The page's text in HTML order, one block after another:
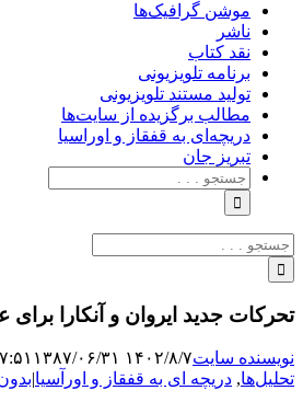
موشن گرافیک‌ها
ناشر
نقد کتاب
برنامه‌ تلویزیونی
تولید مستند تلویزیونی
مطالب برگزیده از سایت‌ها
دریچه‌ای به قفقاز و اوراسیا
تبریزِ جان
جستجو
برای:
جستجو
برای:
تحرکات جدید ایروان و آنکارا
نویسنده سایت۱۴۰۲/۸/۷ ۱۳:۴۷:۵۱ ۱۳۸۷/۰۶/۳۱
تحلیل‌ها, دریچه ای به قفقاز و اورآسیا|